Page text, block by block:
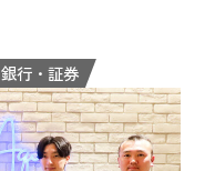
銀行・証券